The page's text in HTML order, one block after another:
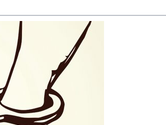
नियुक्त
उपनिर्वाचनको मौन अवधि सुरु
अदालतलाई रञ्जिताको जवाफ :
‘रेशम पार्टी सदस्य हुन पनि
अयोग्य छन्’